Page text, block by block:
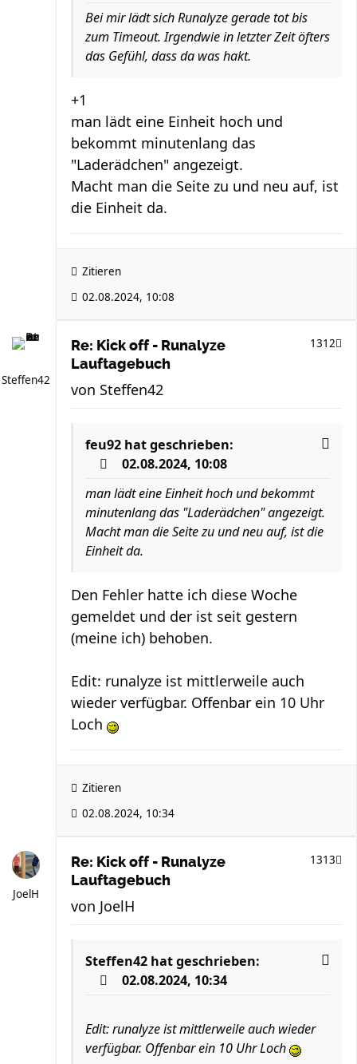
Bei mir lädt sich Runalyze gerade tot bis
zum Timeout. Irgendwie in letzter Zeit öfters
das Gefühl, dass da was hakt.
+1
man lädt eine Einheit hoch und
bekommt minutenlang das
"Laderädchen" angezeigt.
Macht man die Seite zu und neu auf, ist
die Einheit da.
Zitieren
02.08.2024, 10:08
Steffen42
Re: Kick off - Runalyze
Lauftagebuch
1312
von Steffen42
feu92 hat geschrieben:
02.08.2024, 10:08
man lädt eine Einheit hoch und bekommt
minutenlang das "Laderädchen" angezeigt.
Macht man die Seite zu und neu auf, ist die
Einheit da.
Den Fehler hatte ich diese Woche
gemeldet und der ist seit gestern
(meine ich) behoben.
Edit: runalyze ist mittlerweile auch
wieder verfügbar. Offenbar ein 10 Uhr
Loch
Zitieren
02.08.2024, 10:34
JoelH
Re: Kick off - Runalyze
Lauftagebuch
1313
von JoelH
Steffen42 hat geschrieben:
02.08.2024, 10:34
Edit: runalyze ist mittlerweile auch wieder
verfügbar. Offenbar ein 10 Uhr Loch